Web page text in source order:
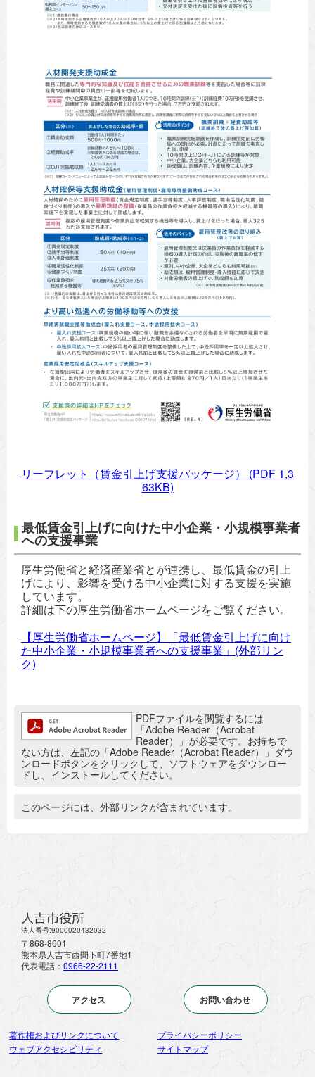
リーフレット（賃金引上げ支援パッケージ）
(PDF 1,3
63KB)
最低賃金引上げに向けた中小企業・小規模事業者
への支援事業
厚生労働省と経済産業省とが連携し、最低賃金の引上
げにより、影響を受ける中小企業に対する支援を実施
しています。
詳細は下の厚生労働省ホームページをご覧ください。
【厚生労働省ホームページ】「最低賃金引上げに向け
た中小企業・小規模事業者への支援事業」(外部リン
ク)
追加情報：PDFファイルPDFファイルを閲覧するには
「Adobe Reader（Acrobat
Reader）」が必要です。お持ちで
ない方は、左記の「Adobe Reader（Acrobat Reader）」ダウ
ンロードボタンをクリックして、ソフトウェアをダウンロー
ドし、インストールしてください。
追加情報：外部リンク
このページには、外部リンクが含まれています。
人吉市役所
法人番号:9000020432032
〒868-8601
熊本県人吉市西間下町7番地1
代表電話： 0966-22-2111
アクセス お問い合わせ
著作権およびリンクについて
プライバシーポリシー
ウェブアクセシビリティ
サイトマップ